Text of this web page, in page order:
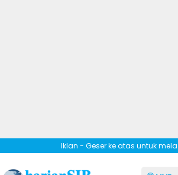
Iklan - Geser ke atas untuk